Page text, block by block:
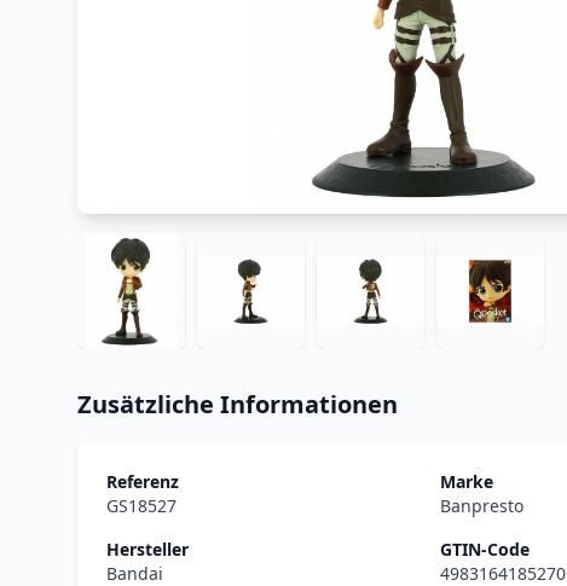
Zusätzliche Informationen
Referenz
GS18527
Marke
Banpresto
Hersteller
Bandai
GTIN-Code
4983164185270